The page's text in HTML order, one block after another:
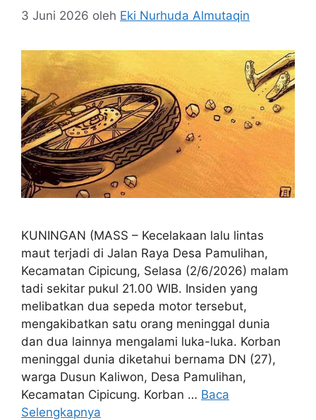
3 Juni 2026 oleh Eki Nurhuda Almutaqin
KUNINGAN (MASS – Kecelakaan lalu lintas
maut terjadi di Jalan Raya Desa Pamulihan,
Kecamatan Cipicung, Selasa (2/6/2026) malam
tadi sekitar pukul 21.00 WIB. Insiden yang
melibatkan dua sepeda motor tersebut,
mengakibatkan satu orang meninggal dunia
dan dua lainnya mengalami luka-luka. Korban
meninggal dunia diketahui bernama DN (27),
warga Dusun Kaliwon, Desa Pamulihan,
Kecamatan Cipicung. Korban … Baca
Selengkapnya